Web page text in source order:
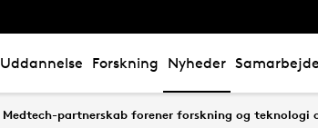
Uddannelse Forskning Nyheder Samarbejde
Medtech-partnerskab forener forskning og teknologi